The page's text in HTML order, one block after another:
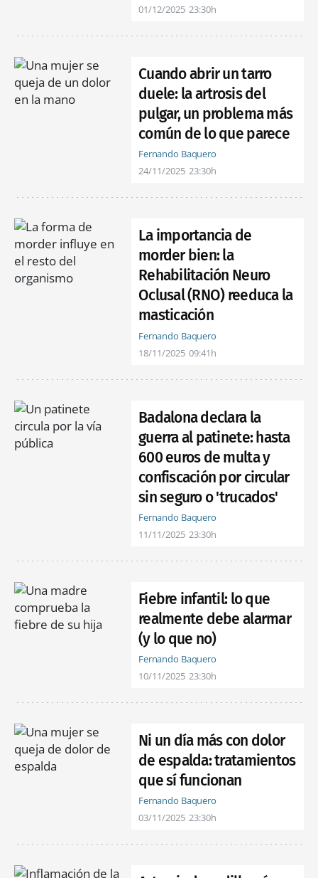
01/12/2025 23:30h
Cuando abrir un tarro
duele: la artrosis del
pulgar, un problema más
común de lo que parece
Fernando Baquero
24/11/2025 23:30h
La importancia de
morder bien: la
Rehabilitación Neuro
Oclusal (RNO) reeduca la
masticación
Fernando Baquero
18/11/2025 09:41h
Badalona declara la
guerra al patinete: hasta
600 euros de multa y
confiscación por circular
sin seguro o 'trucados'
Fernando Baquero
11/11/2025 23:30h
Fiebre infantil: lo que
realmente debe alarmar
(y lo que no)
Fernando Baquero
10/11/2025 23:30h
Ni un día más con dolor
de espalda: tratamientos
que sí funcionan
Fernando Baquero
03/11/2025 23:30h